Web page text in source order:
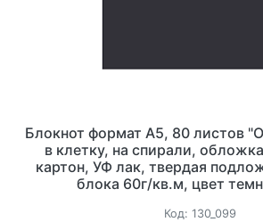
Блокнот формат А5, 80 листов
в клетку, на спирали,
картон, УФ лак, твердая
блока 60г/кв.м, цвет
Код: 130_099